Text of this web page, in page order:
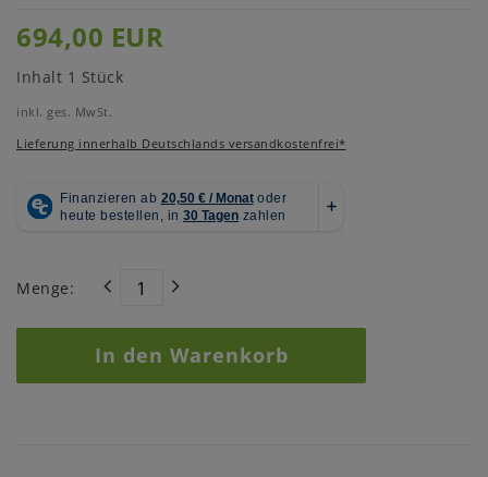
694,00 EUR
Inhalt 1 Stück
inkl. ges. MwSt.
Lieferung innerhalb Deutschlands versandkostenfrei*
Menge:
In den Warenkorb